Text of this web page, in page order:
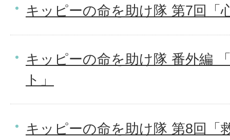
キッピーの命を助け隊 第7回「
キッピーの命を助け隊 番外編
ト」
キッピーの命を助け隊 第8回「